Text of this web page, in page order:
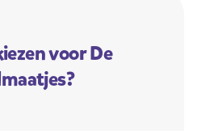
voor De